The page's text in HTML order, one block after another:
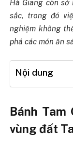
Hà Giang còn
sắc, trong đó
nghiệm không
phá các món ăn
Nội dung
Bánh
vùng đất